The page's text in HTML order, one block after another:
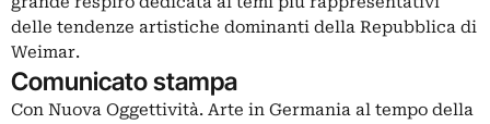
delle tendenze artistiche dominanti della Repubblica di
Weimar.
Comunicato stampa
Con Nuova Oggettività. Arte in Germania al tempo della